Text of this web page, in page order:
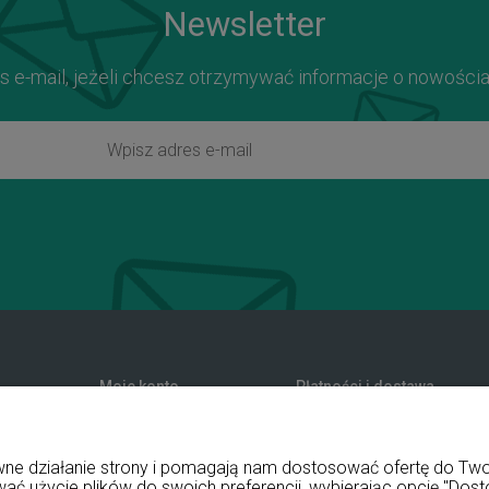
Newsletter
e-mail, jeżeli chcesz otrzymywać informacje o
Moje konto
Przechowalnia
Płatności i dostawa
Koszty dostawy
Czas realizacji zamówienia
działanie strony i pomagają nam dostosować ofertę do